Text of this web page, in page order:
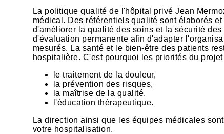
La politique qualité de l'hôpital privé Jean
médical. Des référentiels qualité sont élaborés
d'améliorer la qualité des soins et la sécurité
d'évaluation permanente afin d'adapter
mesurés. La santé et le bien-être des patients
hospitalière. C'est pourquoi les priorités du
le traitement de la douleur,
la prévention des risques,
la maîtrise de la qualité,
l'éducation thérapeutique.
La direction ainsi que les équipes médicales
votre hospitalisation.